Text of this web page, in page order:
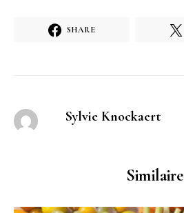
SHARE
Sylvie Knockaert
Similaire